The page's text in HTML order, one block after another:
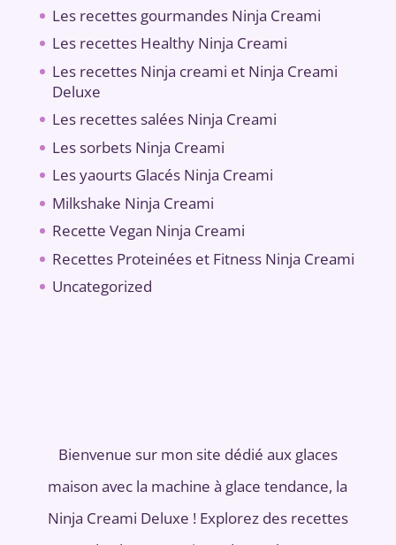
Les recettes gourmandes Ninja Creami
Les recettes Healthy Ninja Creami
Les recettes Ninja creami et Ninja Creami
Deluxe
Les recettes salées Ninja Creami
Les sorbets Ninja Creami
Les yaourts Glacés Ninja Creami
Milkshake Ninja Creami
Recette Vegan Ninja Creami
Recettes Proteinées et Fitness Ninja Creami
Uncategorized
Bienvenue sur mon site dédié aux glaces
maison avec la machine à glace tendance, la
Ninja Creami Deluxe ! Explorez des recettes